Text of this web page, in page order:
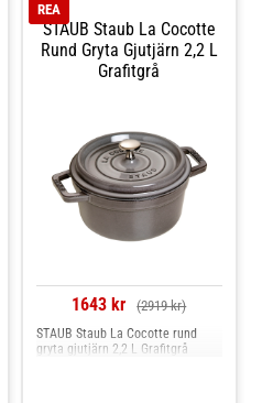
STAUB Staub La Cocotte
Rund Gryta Gjutjärn 2,2 L
Grafitgrå
REA
1643 kr (2919 kr)
STAUB Staub La Cocotte rund
gryta gjutjärn 2,2 L Grafitgrå